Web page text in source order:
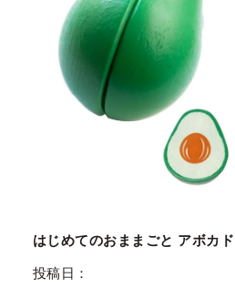
はじめてのおままごと アボカド
投稿日